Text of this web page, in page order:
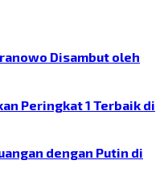
Disambut oleh
Peringkat 1 Terbaik di
dengan Putin di